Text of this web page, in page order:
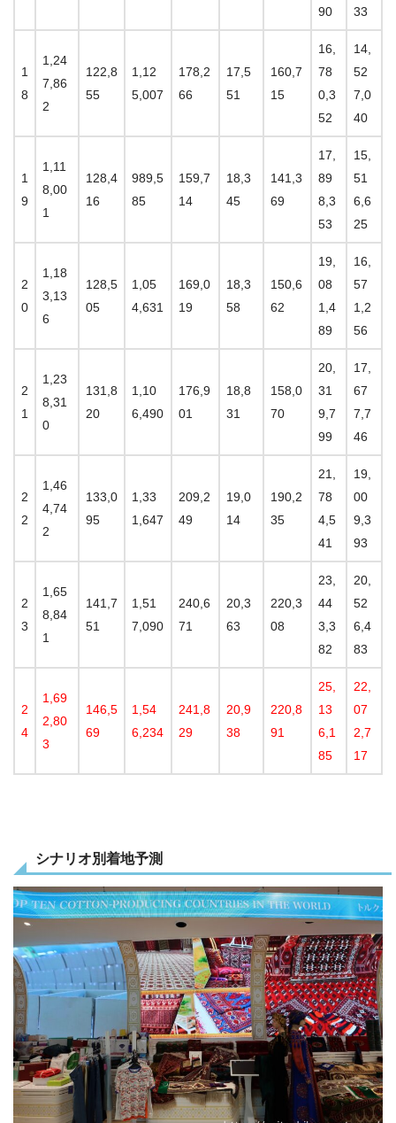
90 33
1
8
1,24
7,86
2
122,8
55
1,12
5,007
178,2
66
17,5
51
160,7
15
16,
78
0,3
52
14,
52
7,0
40
1
9
1,11
8,00
1
128,4
16
989,5
85
159,7
14
18,3
45
141,3
69
17,
89
8,3
53
15,
51
6,6
25
2
0
1,18
3,13
6
128,5
05
1,05
4,631
169,0
19
18,3
58
150,6
62
19,
08
1,4
89
16,
57
1,2
56
2
1
1,23
8,31
0
131,8
20
1,10
6,490
176,9
01
18,8
31
158,0
70
20,
31
9,7
99
17,
67
7,7
46
2
2
1,46
4,74
2
133,0
95
1,33
1,647
209,2
49
19,0
14
190,2
35
21,
78
4,5
41
19,
00
9,3
93
2
3
1,65
8,84
1
141,7
51
1,51
7,090
240,6
71
20,3
63
220,3
08
23,
44
3,3
82
20,
52
6,4
83
2
4
1,69
2,80
3
146,5
69
1,54
6,234
241,8
29
20,9
38
220,8
91
25,
13
6,1
85
22,
07
2,7
17
シナリオ別着地予測